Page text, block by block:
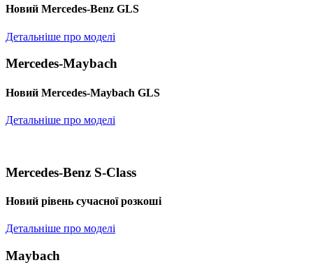
Новий Mercedes-Benz GLS
Детальніше про моделі
Mercedes-Maybach
Новий Mercedes-Maybach GLS
Детальніше про моделі
Mercedes-Benz S-Class
Новий рівень сучасної розкоші
Детальніше про моделі
Maybach